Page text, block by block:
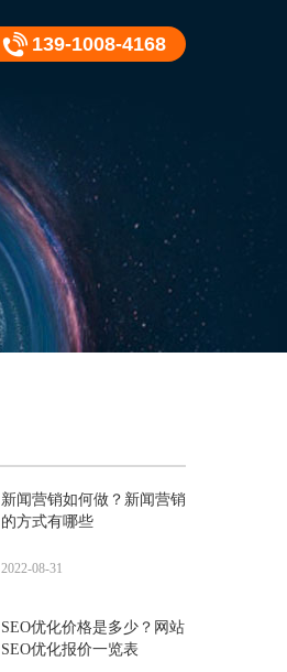
139-1008-4168
新闻营销如何做？新闻营销
的方式有哪些
2022-08-31
SEO优化价格是多少？网站
SEO优化报价一览表